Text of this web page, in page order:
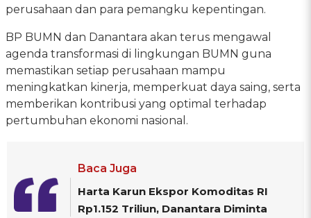
perusahaan dan para pemangku kepentingan.
BP BUMN dan Danantara akan terus mengawal
agenda transformasi di lingkungan BUMN guna
memastikan setiap perusahaan mampu
meningkatkan kinerja, memperkuat daya saing, serta
memberikan kontribusi yang optimal terhadap
pertumbuhan ekonomi nasional.
Baca Juga
Harta Karun Ekspor Komoditas RI
Rp1.152 Triliun, Danantara Diminta